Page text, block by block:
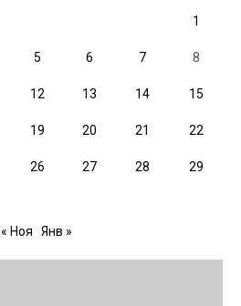
1
5 6 7 8
12 13 14 15
19 20 21 22
26 27 28 29
« Ноя
Янв »